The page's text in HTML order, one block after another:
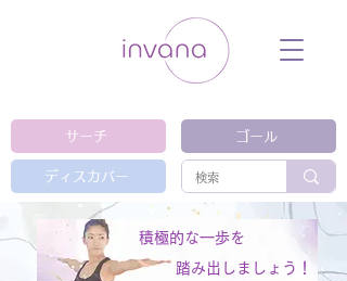
ガ 瞑想 栄養 医学 レッスン レクチャ
ー ​ストレス 免疫力 睡眠 メンタルヘル
サーチ
ディスカバー
ゴール
積極的な一歩を
踏み出しましょう！